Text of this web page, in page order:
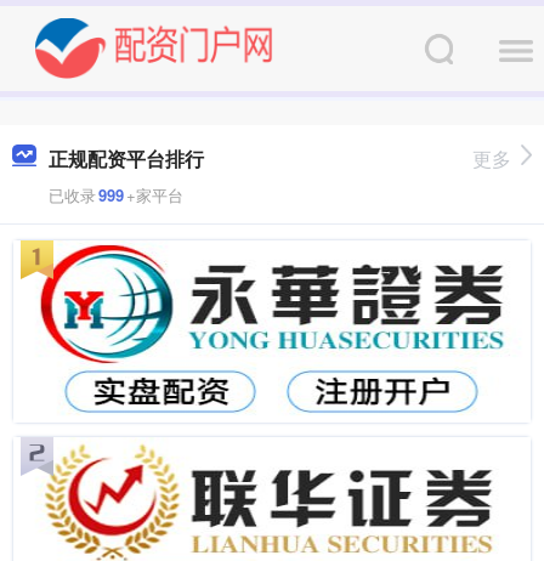
正规配资平台排行
已收录999+家平台
更多